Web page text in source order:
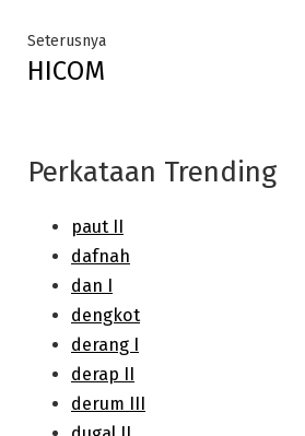
Seterusnya
HICOM
Perkataan Trending